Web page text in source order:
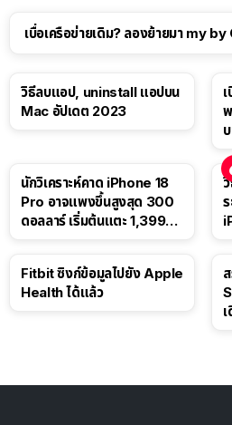
เบื่อเครือข่ายเดิม? ลองย้ายมา my by
วิธีลบแอป, uninstall แอปบน
Mac อัปเดต 2023
นักวิเคราะห์คาด iPhone 18
Pro อาจแพงขึ้นสูงสุด 300
ดอลลาร์ เริ่มต้นแตะ 1,399
Fitbit ซิงก์ข้อมูลไปยัง Apple
Health ได้แล้ว